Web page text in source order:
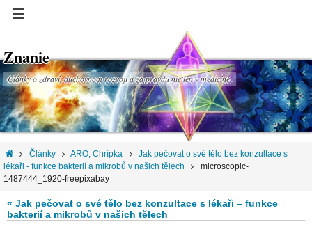
Znanie
Články o zdraví, duchovnom rozvoji a za pravdu nie len v medicíne.
Články ARO, Chrípka
Jak pečovat o své tělo bez konzultace s
lékaři - funkce bakterií a mikrobů v našich tělech
microscopic-
1487444_1920-freepixabay
« Jak pečovat o své tělo bez konzultace s lékaři – funkce
bakterií a mikrobů v našich tělech